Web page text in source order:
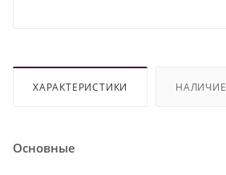
ХАРАКТЕРИСТИКИ НАЛИЧИЕ
Основные